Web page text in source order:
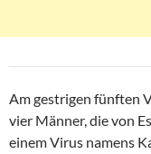
Am gestrigen fünften
vier Männer, die von
einem Virus namens